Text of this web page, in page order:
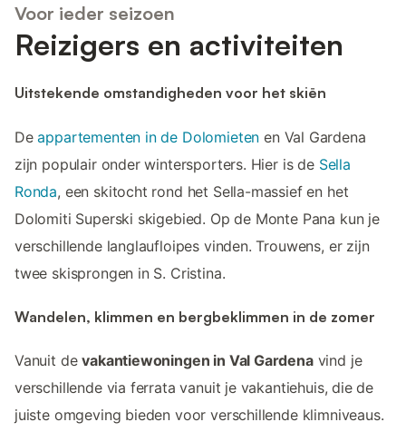
Voor ieder seizoen
Reizigers en activiteiten
Uitstekende omstandigheden voor het skiën
Deappartementen in de Dolomieten en Val Gardena
zijn populair onder wintersporters. Hier is de Sella
Ronda, een skitocht rond het Sella-massief en het
Dolomiti Superski skigebied. Op de Monte Pana kun je
verschillende langlaufloipes vinden. Trouwens, er zijn
twee skisprongen in S. Cristina.
Wandelen, klimmen en bergbeklimmen in de zomer
Vanuit devakantiewoningen in Val Gardenavind je
verschillende via ferrata vanuit je vakantiehuis, die de
juiste omgeving bieden voor verschillende klimniveaus.